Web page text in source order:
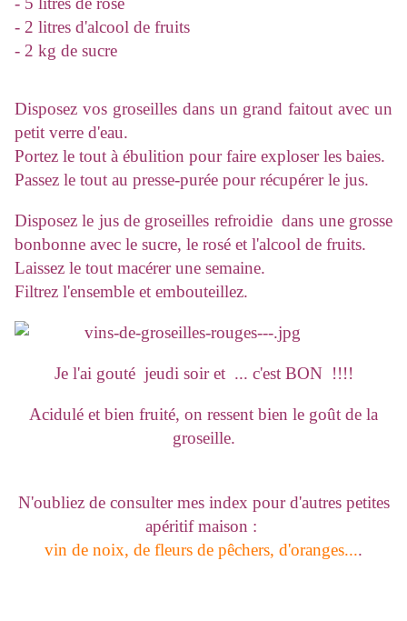
- 2 litres d'alcool de fruits
- 2 kg de sucre
Disposez vos groseilles dans un grand faitout avec un
petit verre d'eau.
Portez le tout à ébulition pour faire exploser les baies.
Passez le tout au presse-purée pour récupérer le jus.
Disposez le jus de groseilles refroidie dans une grosse
bonbonne avec le sucre, le rosé et l'alcool de fruits.
Laissez le tout macérer une semaine.
Filtrez l'ensemble et embouteillez.
Je l'ai gouté jeudi soir et ... c'est BON !!!!
Acidulé et bien fruité, on ressent bien le goût de la
groseille.
N'oubliez de consulter mes index pour d'autres petites
apéritif maison :
vin de noix, de fleurs de pêchers, d'oranges....